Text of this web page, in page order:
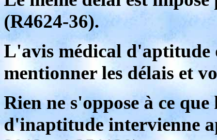
(R4624-36).
L'avis médical
mentionner les délais et
Rien ne s'oppose à ce
d'inaptitude intervienne